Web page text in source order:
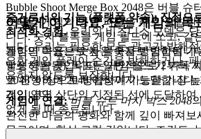
증거로서의 기능 (플랫폼 약속): 진정으
최적화 경험.우리의 비즈니스 모델은
니다. 우리는 필요한 모든 광고가 방해
요한 게임 플레이 순간을 방해하거나,
요하지 않도록 보장합니다.
게임에 연결: 버블 슈트 머지 박스 2048
완전한 마음의 평화와 함께 깊이 빠져보
무료이며, 항상 그럴 것입니다. 조건도,
Bubble Shoot Merge Box 2048은 버블 슈
스타일 게임의 병합 퍼즐을 주로 결합한
니다. 숫자 블록을 게임 필드에 쏘고, 같
돌하면 다음으로 높은 숫자로 병합됩니
'4'로 병합됨). 목표는 게임 필드가 가득
'2048' 이상으로 병합하여 가능한 가장
것입니다.
어떻게 이기나요, 또는 게임의 목
게임의 목표는 숫자 블록을 병합하여 가
달성하는 것입니다. 일반적으로 2부터
로 진행하여 2048 이상까지 도달합니다
게임 영역 상단의 지정된 선에 도달하여
없게 될 때 종료됩니다.